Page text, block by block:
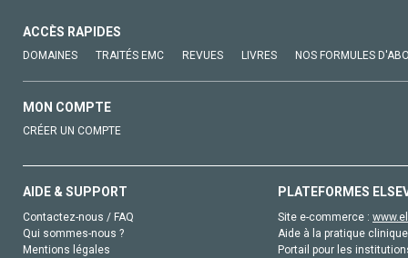
ACCÈS RAPIDES
DOMAINES TRAITÉS EMC REVUES LIVRES NOS FORMULES
MON COMPTE
CRÉER UN COMPTE
AIDE & SUPPORT
Contactez-nous / FAQ
Qui sommes-nous ?
Mentions légales
PLATEFORMES
Site e-commerce :
Aide à la pratique
Portail pour les